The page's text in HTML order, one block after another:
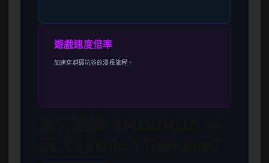
遊戲速度倍率
加速穿越礦坑谷的漫長旅程。